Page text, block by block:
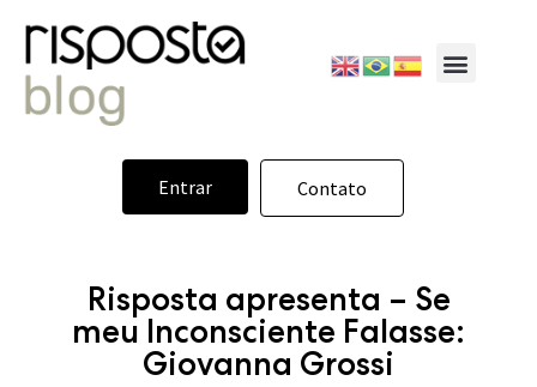
Entrar Contato
Risposta apresenta – Se
meu Inconsciente Falasse:
Giovanna Grossi